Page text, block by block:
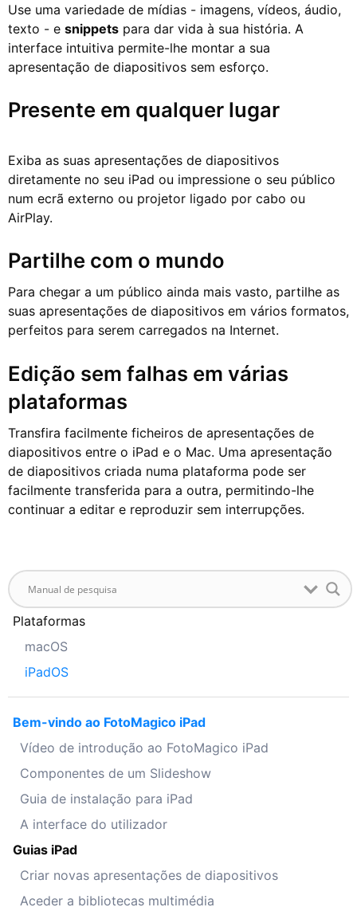
Plataformas
macOS
iPadOS
Bem-vindo ao FotoMagico iPad
Vídeo de introdução ao FotoMagico iPad
Componentes de um Slideshow
Guia de instalação para iPad
A interface do utilizador
Guias iPad
Criar novas apresentações de diapositivos
Aceder a bibliotecas multimédia
Use uma variedade de mídias - imagens, vídeos, áudio,
texto - e snippets para dar vida à sua história. A
interface intuitiva permite-lhe montar a sua
apresentação de diapositivos sem esforço.
Presente em qualquer lugar
Exiba as suas apresentações de diapositivos
diretamente no seu iPad ou impressione o seu público
num ecrã externo ou projetor ligado por cabo ou
AirPlay.
Partilhe com o mundo
Para chegar a um público ainda mais vasto, partilhe as
suas apresentações de diapositivos em vários formatos,
perfeitos para serem carregados na Internet.
Edição sem falhas em várias
plataformas
Transfira facilmente ficheiros de apresentações de
diapositivos entre o iPad e o Mac. Uma apresentação
de diapositivos criada numa plataforma pode ser
facilmente transferida para a outra, permitindo-lhe
continuar a editar e reproduzir sem interrupções.